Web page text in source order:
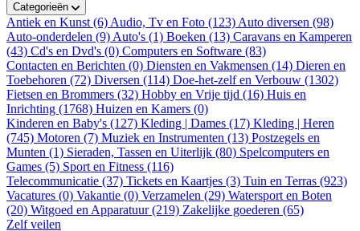
Categorieën
Antiek en Kunst (6) Audio, Tv en Foto (123) Auto diversen (98)
Auto-onderdelen (9) Auto's (1) Boeken (13) Caravans en Kamperen
(43) Cd's en Dvd's (0) Computers en Software (83)
Contacten en Berichten (0) Diensten en Vakmensen (14) Dieren en
Toebehoren (72) Diversen (114) Doe-het-zelf en Verbouw (1302)
Fietsen en Brommers (32) Hobby en Vrije tijd (16) Huis en
Inrichting (1768) Huizen en Kamers (0)
Kinderen en Baby's (127) Kleding | Dames (17) Kleding | Heren
(745) Motoren (7) Muziek en Instrumenten (13) Postzegels en
Munten (1) Sieraden, Tassen en Uiterlijk (80) Spelcomputers en
Games (5) Sport en Fitness (116)
Telecommunicatie (37) Tickets en Kaartjes (3) Tuin en Terras (923)
Vacatures (0) Vakantie (0) Verzamelen (29) Watersport en Boten
(20) Witgoed en Apparatuur (219) Zakelijke goederen (65)
Zelf veilen